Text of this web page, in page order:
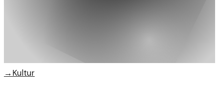
→Kultur